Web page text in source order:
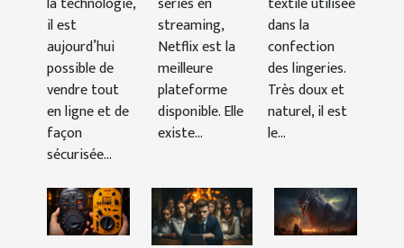
il est
aujourd’hui
possible de
vendre tout
en ligne et de
façon
sécurisée...
streaming,
Netflix est la
meilleure
plateforme
disponible. Elle
existe...
dans la
confection
des lingeries.
Très doux et
naturel, il est
le...